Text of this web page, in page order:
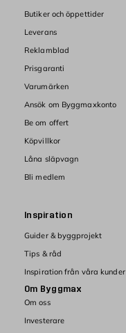
Butiker och öppettider
Leverans
Reklamblad
Prisgaranti
Varumärken
Ansök om Byggmaxkonto
Be om offert
Köpvillkor
Låna släpvagn
Bli medlem
Inspiration
Guider & byggprojekt
Tips & råd
Inspiration från våra kunder
Om Byggmax
Om oss
Investerare